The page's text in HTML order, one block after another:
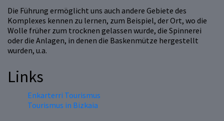
Die Führung ermöglicht uns auch andere Gebiete des
Komplexes kennen zu lernen, zum Beispiel, der Ort, wo die
Wolle früher zum trocknen gelassen wurde, die Spinnerei
oder die Anlagen, in denen die Baskenmütze hergestellt
wurden, u.a.
Links
Enkarterri Tourismus
Tourismus in Bizkaia